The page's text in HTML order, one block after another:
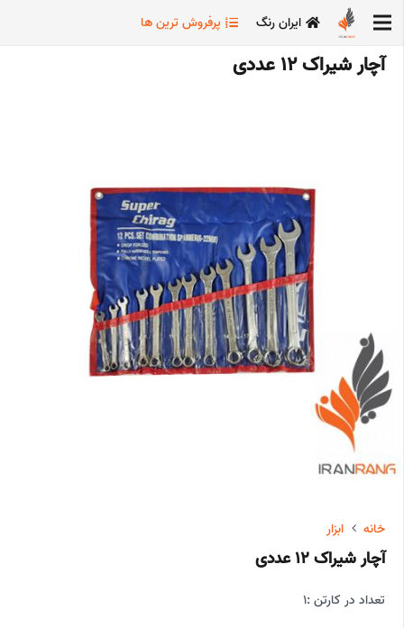
ایران رنگ پرفروش ترین ها
آچار شیراک 12 عددی
خانه ابزار
آچار شیراک 12 عددی
تعداد در کارتن :1